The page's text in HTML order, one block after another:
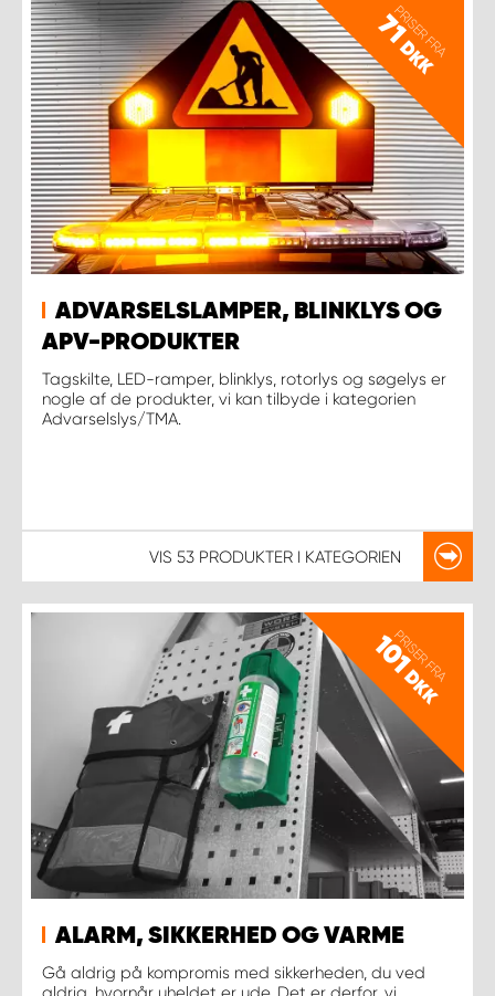
PRISER FRA
71
DKK
ADVARSELSLAMPER, BLINKLYS OG
APV-PRODUKTER
Tagskilte, LED-ramper, blinklys, rotorlys og søgelys er
nogle af de produkter, vi kan tilbyde i kategorien
Advarselslys/TMA.
VIS 53 PRODUKTER I KATEGORIEN
PRISER FRA
101
DKK
ALARM, SIKKERHED OG VARME
Gå aldrig på kompromis med sikkerheden, du ved